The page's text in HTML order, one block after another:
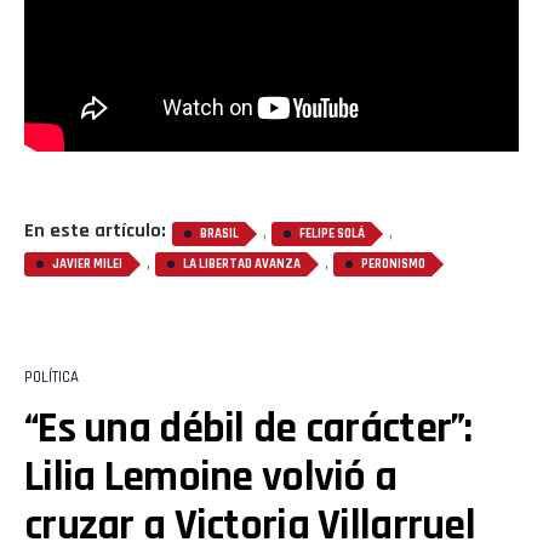
En este artículo: BRASIL , FELIPE SOLÁ ,
JAVIER MILEI , LA LIBERTAD AVANZA , PERONISMO
POLÍTICA
“Es una débil de carácter”:
Lilia Lemoine volvió a
cruzar a Victoria Villarruel